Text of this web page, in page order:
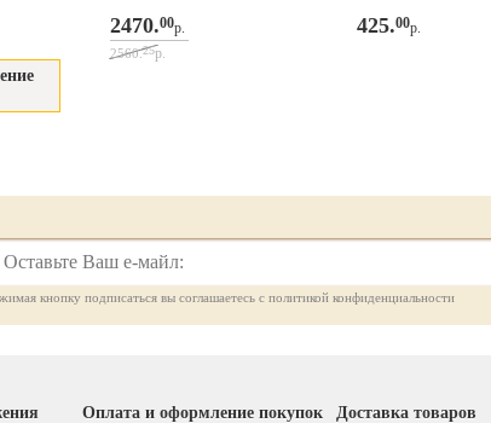
2470.00р.
2560.25р.
425.00р.
кнопку подписаться вы соглашаетесь с политикой конфиденциальности
Оплата и оформление покупок Доставка товаров